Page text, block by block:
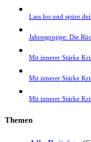
Lass los und spüre
Jahresgruppe: Die
Mit innerer Stärke
Mit innerer Stärke
Mit innerer Stärke
Themen